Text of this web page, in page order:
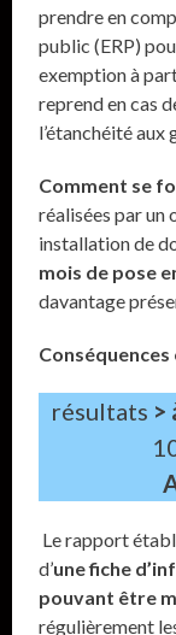
prendre en
public (ERP)
exemption à
reprend en cas
l’étanchéité aux
Comment se
réalisées par un
installation de
mois de pose
davantage
résultats >
Le rapport
d’une fiche
pouvant être
régulièrement